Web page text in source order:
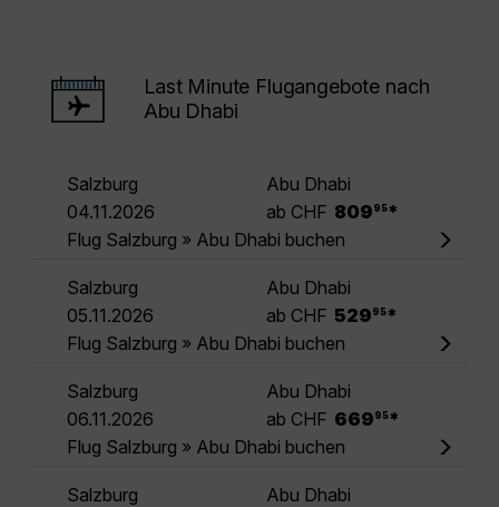
Last Minute Flugangebote nach
Abu Dhabi
Salzburg
Abu Dhabi
04.11.2026
ab CHF 809 95 *
Flug Salzburg » Abu Dhabi buchen
Salzburg
Abu Dhabi
05.11.2026
ab CHF 529 95 *
Flug Salzburg » Abu Dhabi buchen
Salzburg
Abu Dhabi
06.11.2026
ab CHF 669 95 *
Flug Salzburg » Abu Dhabi buchen
Salzburg
Abu Dhabi